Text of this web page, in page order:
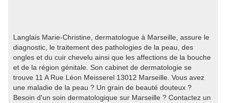
Langlais Marie-Christine, dermatologue à Marseille, assure le
diagnostic, le traitement des pathologies de la peau, des
ongles et du cuir chevelu ainsi que les affections de la bouche
et de la région génitale. Son cabinet de dermatologie se
trouve 11 A Rue Léon Meisserel 13012 Marseille. Vous avez
une maladie de la peau ? Un grain de beauté douteux ?
Besoin d'un soin dermatologique sur Marseille ? Contactez un